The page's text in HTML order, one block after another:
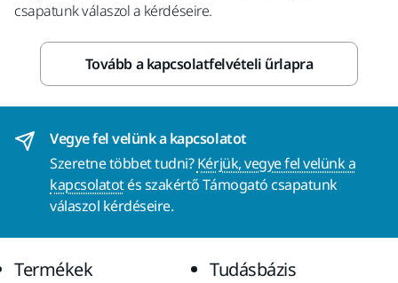
csapatunk válaszol a kérdéseire.
Tovább a kapcsolatfelvételi űrlapra
Vegye fel velünk a kapcsolatot
Szeretne többet tudni?Kérjük, vegye fel velünk a
kapcsolatotés szakértő Támogató csapatunk
válaszol kérdéseire.
Termékek Tudásbázis